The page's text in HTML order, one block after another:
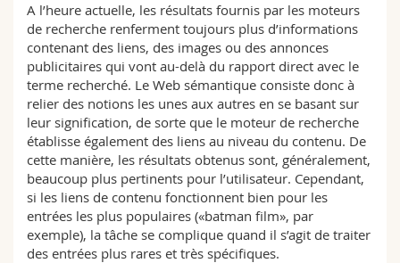
A l’heure actuelle, les résultats fournis par les moteurs
de recherche renferment toujours plus d’informations
contenant des liens, des images ou des annonces
publicitaires qui vont au-delà du rapport direct avec le
terme recherché. Le Web sémantique consiste donc à
relier des notions les unes aux autres en se basant sur
leur signification, de sorte que le moteur de recherche
établisse également des liens au niveau du contenu. De
cette manière, les résultats obtenus sont, généralement,
beaucoup plus pertinents pour l’utilisateur. Cependant,
si les liens de contenu fonctionnent bien pour les
entrées les plus populaires («batman film», par
exemple), la tâche se complique quand il s’agit de traiter
des entrées plus rares et très spécifiques.